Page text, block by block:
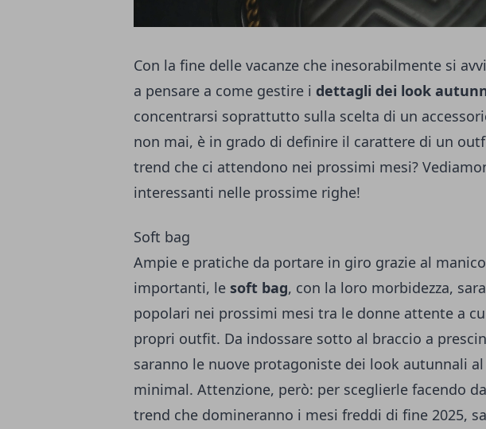
Con la fine delle vacanze che inesorabilmente si
a pensare a come gestire i dettagli dei look
concentrarsi soprattutto sulla scelta di un
non mai, è in grado di definire il carattere di un
trend che ci attendono nei prossimi mesi?
interessanti nelle prossime righe!
Soft bag
Ampie e pratiche da portare in giro grazie al
importanti, le soft bag, con la loro morbidezza,
popolari nei prossimi mesi tra le donne attente a
propri outfit. Da indossare sotto al braccio a
saranno le nuove protagoniste dei look autunnali
minimal. Attenzione, però: per sceglierle facendo
trend che domineranno i mesi freddi di fine 2025,